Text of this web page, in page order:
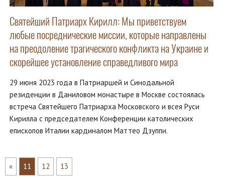
Святейший Патриарх Кирилл: Мы приветствуем
любые посреднические миссии, которые направлены
на преодоление трагического конфликта на Украине и
скорейшее установление справедливого мира
29 июня 2023 года в Патриаршей и Синодальной
резиденции в Даниловом монастыре в Москве состоялась
встреча Святейшего Патриарха Московского и всея Руси
Кирилла с председателем Конференции католических
епископов Италии кардиналом Маттео Дзуппи.
« 11 12 13